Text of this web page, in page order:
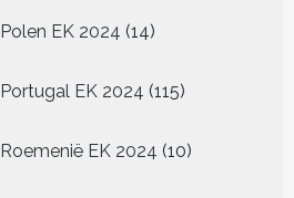
Polen EK 2024 1414
Portugal EK 2024 115115
Roemenië EK 2024 1010